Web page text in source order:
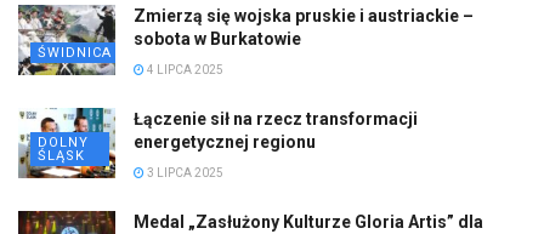
ŚWIDNICA
Zmierzą się wojska pruskie i austriackie –
sobota w Burkatowie
4 LIPCA 2025
DOLNY
ŚLĄSK
Łączenie sił na rzecz transformacji
energetycznej regionu
3 LIPCA 2025
Medal „Zasłużony Kulturze Gloria Artis” dla